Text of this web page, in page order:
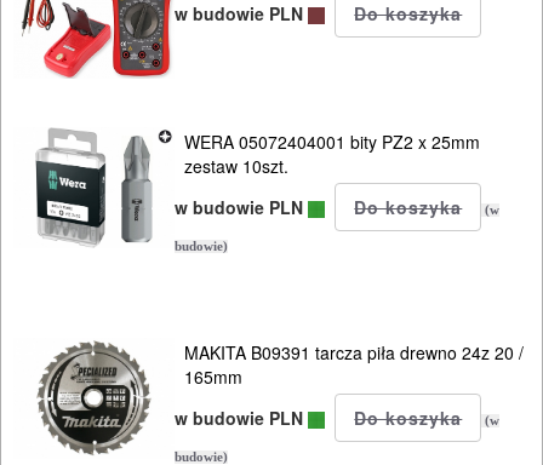
SPAWALNICTWO
URZĄDZENIA
ROZRUCHOWE
PROSTOWNIKI
OSPRZĘT
PRĄDOWE
ODZIEŻ
ROBOCZA
w budowie PLN
WERA 05072404001 bity PZ2 x 25mm
zestaw 10szt.
w budowie PLN
(w
budowie)
MAKITA B09391 tarcza piła drewno 24z 20 /
165mm
w budowie PLN
(w
budowie)